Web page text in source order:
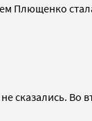
Плющенко
сказались.